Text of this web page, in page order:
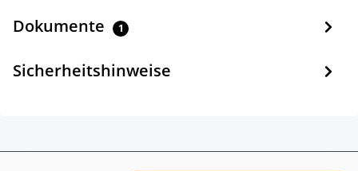
Dokumente 1
Sicherheitshinweise